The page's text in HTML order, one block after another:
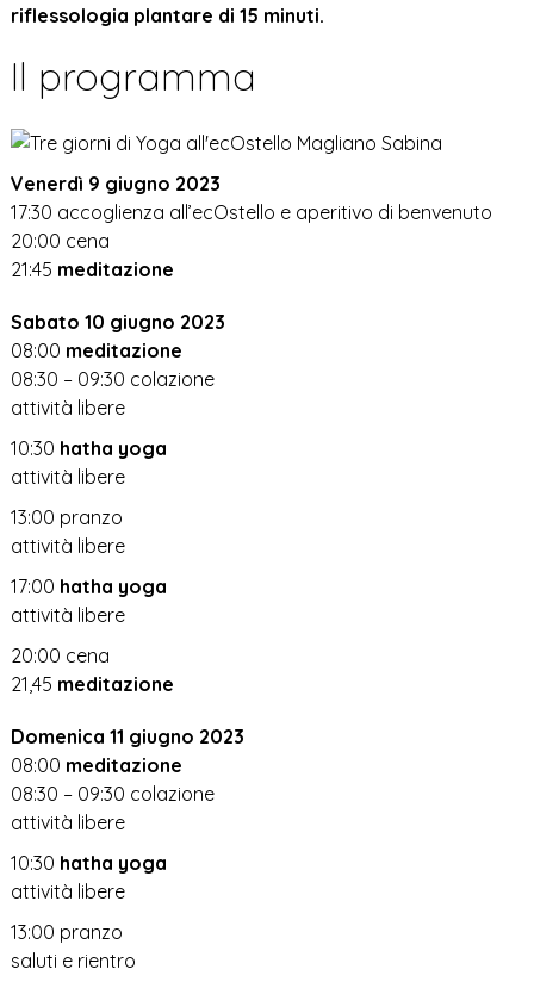
riflessologia plantare di 15 minuti.
Il programma
Venerdì 9 giugno 2023
17:30 accoglienza all’ecOstello e aperitivo di benvenuto
20:00 cena
21:45 meditazione
Sabato 10 giugno 2023
08:00 meditazione
08:30 – 09:30 colazione
attività libere
10:30 hatha yoga
attività libere
13:00 pranzo
attività libere
17:00 hatha yoga
attività libere
20:00 cena
21,45 meditazione
Domenica 11 giugno 2023
08:00 meditazione
08:30 – 09:30 colazione
attività libere
10:30 hatha yoga
attività libere
13:00 pranzo
saluti e rientro